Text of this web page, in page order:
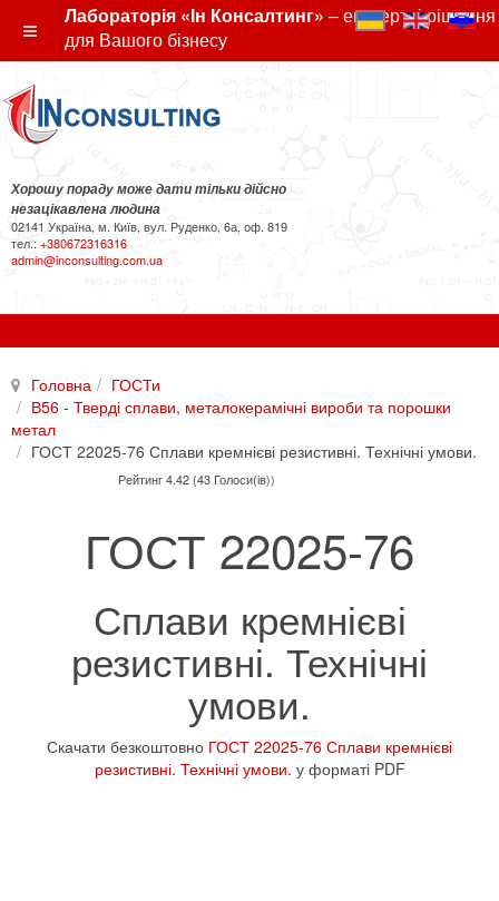
Лабораторія «Ін Консалтинг» – експертні рішення
для Вашого бізнесу
Хорошу пораду може дати тільки дійсно
незацікавлена людина
02141 Україна, м. Київ, вул. Руденко, 6а, оф. 819
тел.: +380672316316
admin@inconsulting.com.ua
Головна
ГОСТи
В56 - Тверді сплави, металокерамічні вироби та порошки
метал
ГОСТ 22025-76 Сплави кремнієві резистивні. Технічні умови.
Рейтинг 4.42 (43 Голоси(ів))
ГОСТ 22025-76
Сплави кремнієві
резистивні. Технічні
умови.
Скачати безкоштовно ГОСТ 22025-76 Сплави кремнієві
резистивні. Технічні умови. у форматі PDF